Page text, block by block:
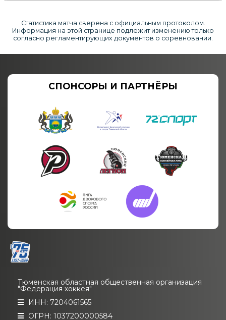
Статистика матча сверена с официальным протоколом.
Информация на этой странице подлежит изменению только
согласно регламентирующих документов о соревновании.
СПОНСОРЫ И ПАРТНЁРЫ
Тюменская областная общественная организация
"Федерация хоккея"
ИНН: 7204061565
ОГРН: 1037200000584